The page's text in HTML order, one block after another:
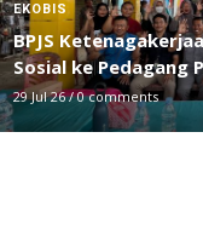
EKOBIS
BPJS
Sosial ke Pedagang
29 Jul 26/0 comments